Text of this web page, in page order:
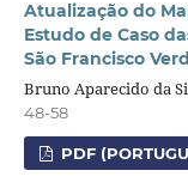
Atualização do
Estudo de Caso
São Francisco
Bruno Aparecido da
48-58
PDF